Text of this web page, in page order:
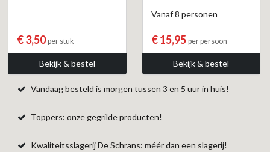
€ 3,50per stuk
Bekijk & bestel
Vanaf 8 personen
€ 15,95 per persoon
Bekijk & bestel
Vandaag besteld is morgen tussen 3 en 5 uur in huis!
Toppers: onze gegrilde producten!
Kwaliteitsslagerij De Schrans: méér dan een slagerij!